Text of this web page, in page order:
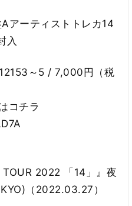
アーティストトレカ14
入
～5 / 7,000円（税
コチラ
2022 「14」』夜
（2022.03.27）